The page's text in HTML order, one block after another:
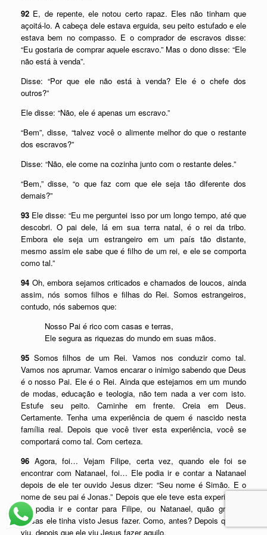
92 E, de repente, ele notou certo rapaz. Eles não tinham que
açoitá-lo. A cabeça dele estava erguida, seu peito estufado e ele
estava bem no compasso. E o comprador de escravos disse:
“Eu gostaria de comprar aquele escravo.” Mas o dono disse: “Ele
não está à venda”.
Disse: “Por que ele não está à venda? Ele é o chefe dos
outros?”
Ele disse: “Não, ele é apenas um escravo.”
“Bem”, disse, “talvez você o alimente melhor do que o restante
dos escravos?”
Disse: “Não, ele come na cozinha junto com o restante deles.”
“Bem,” disse, “o que faz com que ele seja tão diferente dos
demais?”
93 Ele disse: “Eu me perguntei isso por um longo tempo, até que
descobri. O pai dele, lá em sua terra natal, é o rei da tribo.
Embora ele seja um estrangeiro em um país tão distante,
mesmo assim ele sabe que é filho de um rei, e ele se comporta
como tal.”
94 Oh, embora sejamos criticados e chamados de loucos, ainda
assim, nós somos filhos e filhas do Rei. Somos estrangeiros,
contudo, nós sabemos que:
Nosso Pai é rico com casas e terras,
Ele segura as riquezas do mundo em suas mãos.
95 Somos filhos de um Rei. Vamos nos conduzir como tal.
Vamos nos aprumar. Vamos encarar o inimigo sabendo que Deus
é o nosso Pai. Ele é o Rei. Ainda que estejamos em um mundo
de modas, educação e teologia, não tem nada a ver com isto.
Estufe seu peito. Caminhe em frente. Creia em Deus.
Certamente. Tenha uma experiência de quem é nascido nesta
família real. Depois que você tiver esta experiência, você se
comportará como tal. Com certeza.
96 Agora, foi… Vejam Filipe, certa vez, quando ele foi se
encontrar com Natanael, foi… Ele podia ir e contar a Natanael
depois de ele ter ouvido Jesus dizer: “Seu nome é Simão. E o
nome de seu pai é Jonas.” Depois que ele teve esta experiência,
ele podia ir e contar para Filipe, ou Natanael, quão grandes
coisas ele tinha visto Jesus fazer. Como, antes? Depois que ele
viu, depois que ele viu Jesus fazer aquilo.